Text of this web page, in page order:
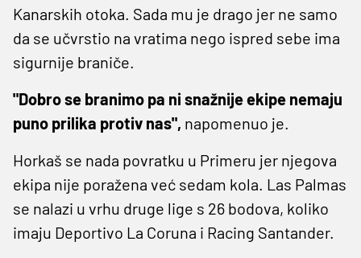
Kanarskih otoka. Sada mu je drago jer ne samo
da se učvrstio na vratima nego ispred sebe ima
sigurnije braniče.
"Dobro se branimo pa ni snažnije ekipe nemaju
puno prilika protiv nas", napomenuo je.
Horkaš se nada povratku u Primeru jer njegova
ekipa nije poražena već sedam kola. Las Palmas
se nalazi u vrhu druge lige s 26 bodova, koliko
imaju Deportivo La Coruna i Racing Santander.